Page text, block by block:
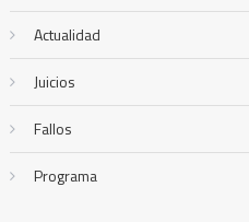
Actualidad
Juicios
Fallos
Programa